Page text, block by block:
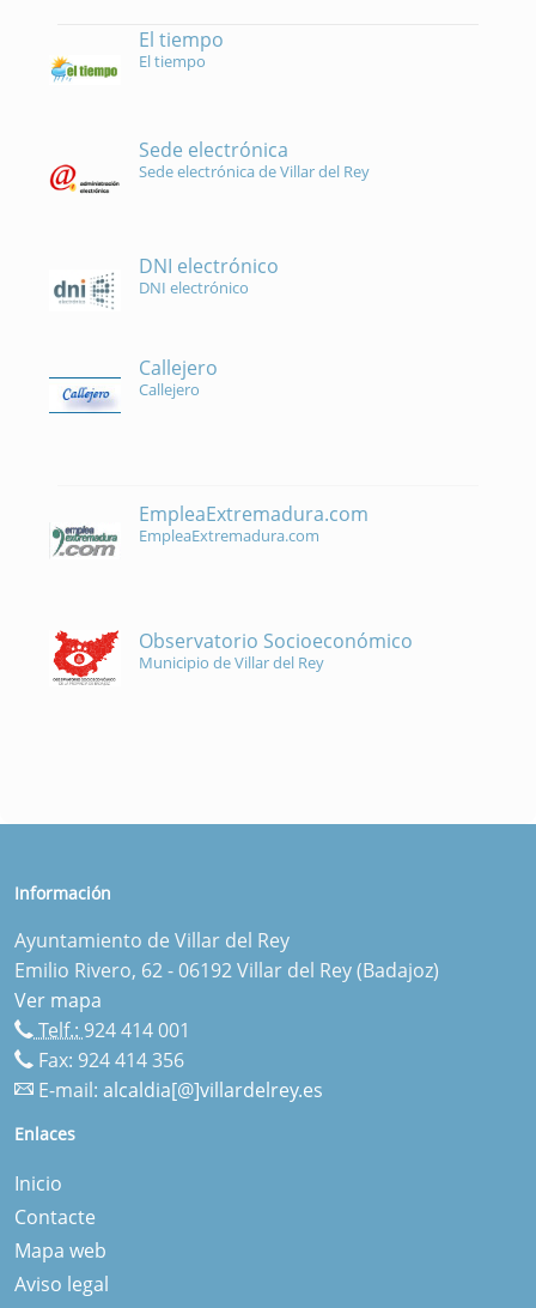
El tiempo
El tiempo
Sede electrónica
Sede electrónica de Villar del Rey
DNI electrónico
DNI electrónico
Callejero
Callejero
EmpleaExtremadura.com
EmpleaExtremadura.com
Observatorio Socioeconómico
Municipio de Villar del Rey
Información
Ayuntamiento de Villar del Rey
Emilio Rivero, 62 - 06192 Villar del Rey (Badajoz)
Ver mapa
Telf.: 924 414 001
Fax: 924 414 356
E-mail: alcaldia[@]villardelrey.es
Enlaces
Inicio
Contacte
Mapa web
Aviso legal